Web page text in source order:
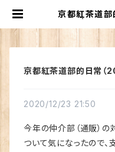
京都紅茶道部
紅茶・国
京都紅茶道部的日常（
2020/12/23 21:50
今年の仲介部（通販）
ついて気になったので、